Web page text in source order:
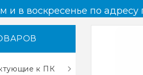
и в воскресенье по адресу
к ПК